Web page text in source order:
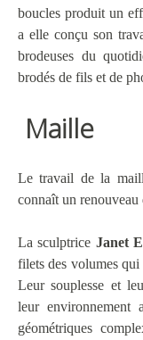
boucles produit un
a elle conçu son
brodeuses du
brodés de fils et de
Maille
Le travail de la
connaît un renouveau
La sculptrice Janet
filets des volumes qui
Leur souplesse et
leur environnement
géométriques